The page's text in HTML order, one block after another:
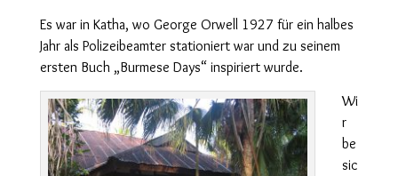
Es war in Katha, wo George Orwell 1927 für ein halbes
Jahr als Polizeibeamter stationiert war und zu seinem
ersten Buch „Burmese Days“ inspiriert wurde.
Wi
r
be
sic